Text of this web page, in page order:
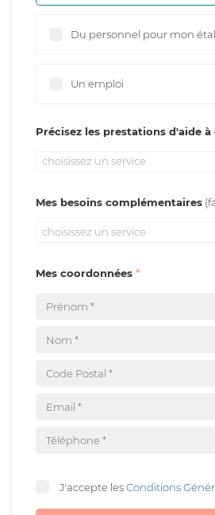
Du personnel pour mon
Un emploi
Précisez les prestations d'aide
choisissez un service
Mes besoins complémentaires
choisissez un service
Mes coordonnées
J'accepte lesConditions